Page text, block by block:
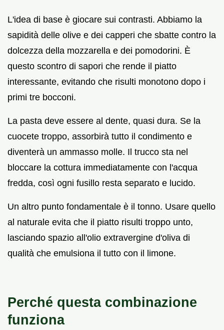
L'idea di base è giocare sui contrasti. Abbiamo la
sapidità delle olive e dei capperi che sbatte contro la
dolcezza della mozzarella e dei pomodorini. È
questo scontro di sapori che rende il piatto
interessante, evitando che risulti monotono dopo i
primi tre bocconi.
La pasta deve essere al dente, quasi dura. Se la
cuocete troppo, assorbirà tutto il condimento e
diventerà un ammasso molle. Il trucco sta nel
bloccare la cottura immediatamente con l'acqua
fredda, così ogni fusillo resta separato e lucido.
Un altro punto fondamentale è il tonno. Usare quello
al naturale evita che il piatto risulti troppo unto,
lasciando spazio all'olio extravergine d'oliva di
qualità che emulsiona il tutto con il limone.
Perché questa combinazione
funziona